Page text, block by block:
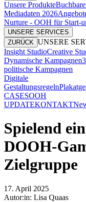
Unsere Produkte
Mediadaten 2026
Nurture - OOH für Start-
UNSERE SERVICES
ZURÜCK UNSERE
Insight StudioCreative
Dynamische Kampagnen
politische Kampagnen
Digitale
Gestaltungsregeln
CASESOOH
UPDATEKONTAKT
Spielend
DOOH-
Zielgruppe
17. April 2025
Autor:in: Lisa Quaas